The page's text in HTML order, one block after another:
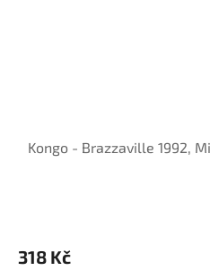
Kongo - Brazzaville 1992,
318 Kč